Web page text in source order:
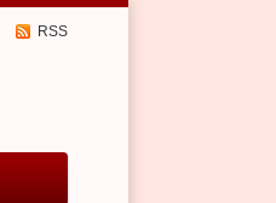
RSS